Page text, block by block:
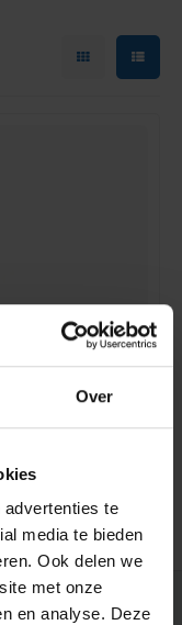
Over
te
media te bieden
Ook delen we
met onze
en analyse. Deze
transparent
prix